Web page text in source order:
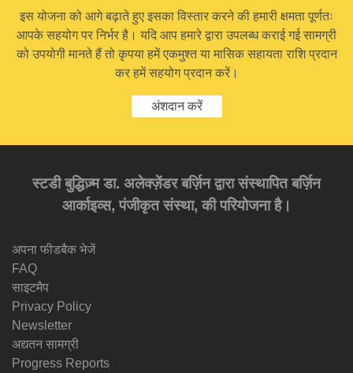
इस योजना को आगे बढ़ाते हुए इसका विस्तार करने की हमारी क्षमता पूर्णतः
आपके सहयोग पर निर्भर है। यदि आप हमारे द्वारा उपलब्ध कराई गई सामग्री
को उपयोगी मानते हैं तो कृपया हमें एकमुश्त या मासिक सहायता राशि प्रदान
कर हमें सहयोग प्रदान करें।
अंशदान करें
स्टडी बुद्धिज़्म डा. अलेक्ज़ेंडर बर्ज़िन द्वारा संस्थापित बर्ज़िन
आर्काइव्स, पंजीकृत संस्था, की परियोजना है।
अपना फीडबैक भेजें
FAQ
साइटमैप
Privacy Policy
Newsletter
अद्यतन सामग्री
Progress Reports